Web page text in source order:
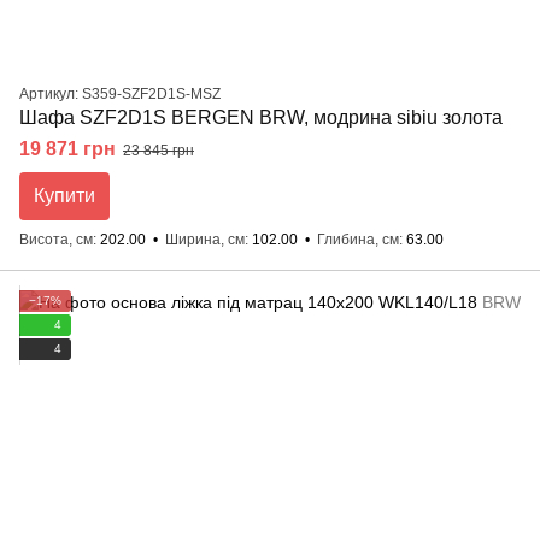
Артикул: S359-SZF2D1S-MSZ
Шафа SZF2D1S BERGEN BRW, модрина sibiu золота
19 871 грн 23 845 грн
Купити
Висота, см 202.00 Ширина, см 102.00 Глибина, см 63.00
−17%
4
4